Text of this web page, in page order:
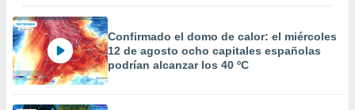
Confirmado el domo de calor: el miércoles
12 de agosto ocho capitales españolas
podrían alcanzar los 40 ºC